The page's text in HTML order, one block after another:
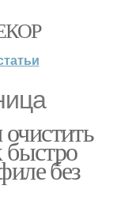
быстро
без